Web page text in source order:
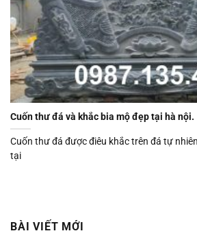
Cuốn thư đá và khắc bia mộ đẹp tại hà nội.
Cuốn thư đá được điêu khắc trên đá tự
tại
BÀI VIẾT MỚI